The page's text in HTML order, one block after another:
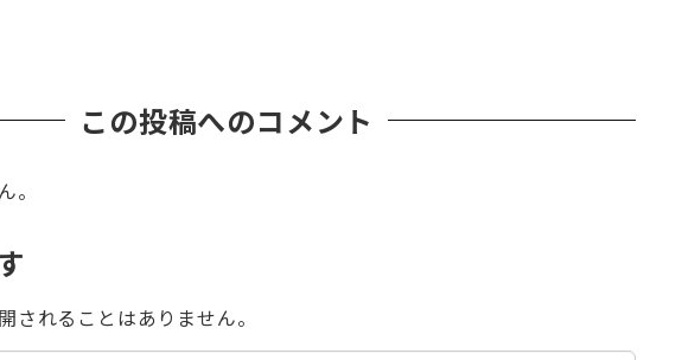
この投稿へのコメント
。
されることはありません。